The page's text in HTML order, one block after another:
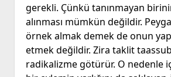
gerekli. Çünkü tanınmayan
alınması mümkün değildir.
örnek almak demek de onun
etmek değildir. Zira taklit
radikalizme götürür. O nedenle